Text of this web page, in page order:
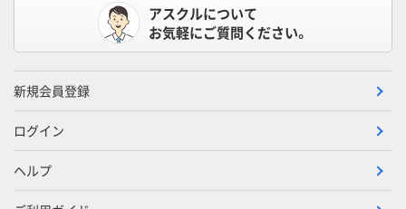
アスクルについて
お気軽にご質問ください。
新規会員登録
ログイン
ヘルプ